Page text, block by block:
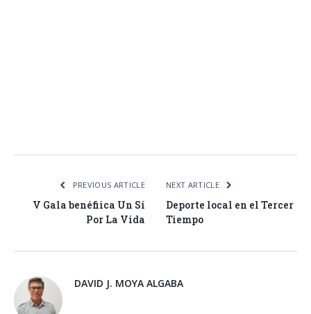
PREVIOUS ARTICLE
V Gala benéfiica Un Sí
Por La Vida
NEXT ARTICLE
Deporte local en el Tercer
Tiempo
DAVID J. MOYA ALGABA